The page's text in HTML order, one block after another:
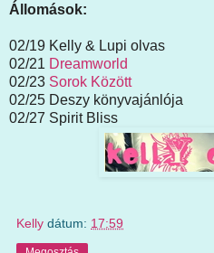
Állomások:
02/19 Kelly & Lupi olvas
02/21 Dreamworld
02/23 Sorok Között
02/25 Deszy könyvajánlója
02/27 Spirit Bliss
Kelly dátum: 17:59